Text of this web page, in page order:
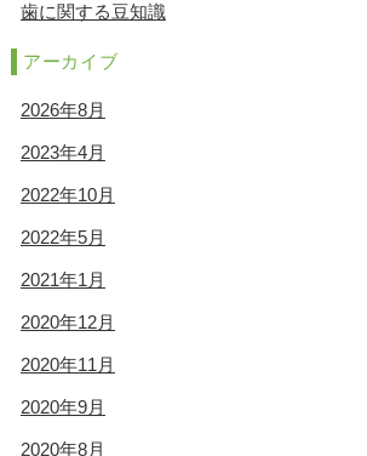
歯に関する豆知識
アーカイブ
2026年8月
2023年4月
2022年10月
2022年5月
2021年1月
2020年12月
2020年11月
2020年9月
2020年8月